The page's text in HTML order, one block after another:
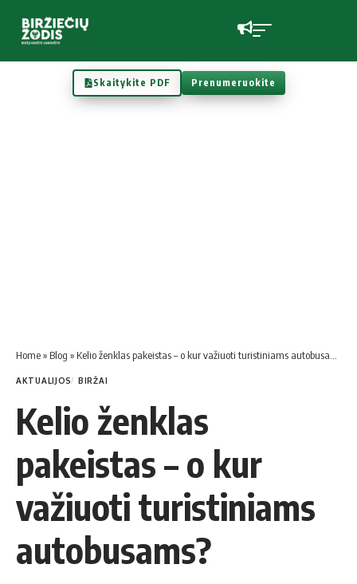
Skaitykite PDF Prenumeruokite
Home» Blog » Kelio ženklas pakeistas – o kur važiuoti turistiniams autobusams?
AKTUALIJOS BIRŽAI
Kelio ženklas
pakeistas – o kur
važiuoti turistiniams
autobusams?